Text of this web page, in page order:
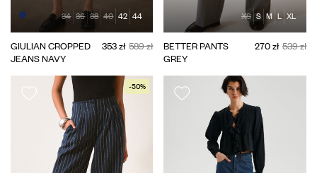
34 36 38 40 42 44
GIULIAN CROPPED
JEANS NAVY
353 zł 589 zł
XS S M L XL
BETTER PANTS
GREY
270 zł 539 zł
-50%